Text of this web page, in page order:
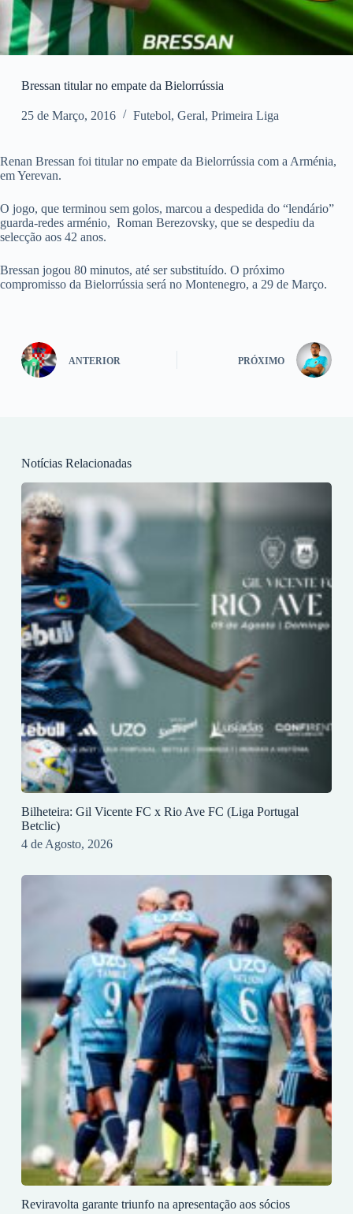
Bressan titular no empate da Bielorrússia
25 de Março, 2016 Futebol, Geral, Primeira Liga
Renan Bressan foi titular no empate da Bielorrússia com a Arménia,
em Yerevan.
O jogo, que terminou sem golos, marcou a despedida do “lendário”
guarda-redes arménio, Roman Berezovsky, que se despediu da
selecção aos 42 anos.
Bressan jogou 80 minutos, até ser substituído. O próximo
compromisso da Bielorrússia será no Montenegro, a 29 de Março.
ANTERIOR PRÓXIMO
Notícias Relacionadas
Bilheteira: Gil Vicente FC x Rio Ave FC (Liga Portugal
Betclic)
4 de Agosto, 2026
Reviravolta garante triunfo na apresentação aos sócios